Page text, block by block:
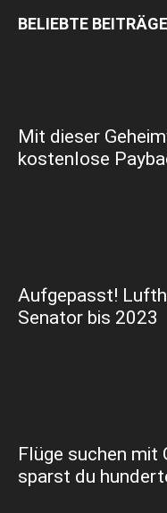
BELIEBTE BEITRÄGE
Mit dieser
kostenlose
Aufgepasst!
Senator bis 2023
Flüge suchen mit
sparst du